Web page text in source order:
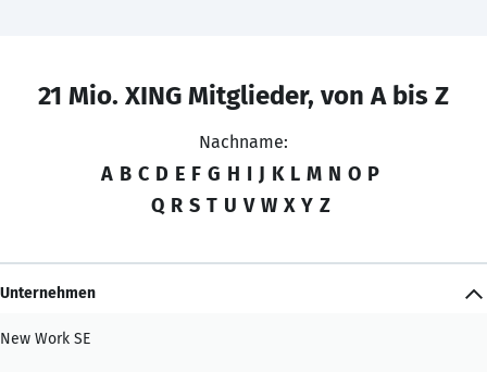
21 Mio. XING Mitglieder, von A bis Z
Nachname:
A B C D E F G H I J K L M N O P
Q R S T U V W X Y Z
Unternehmen
New Work SE